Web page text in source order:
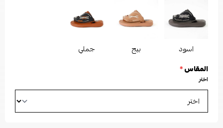
اسود بيج
جملي
المقاس*
اختر